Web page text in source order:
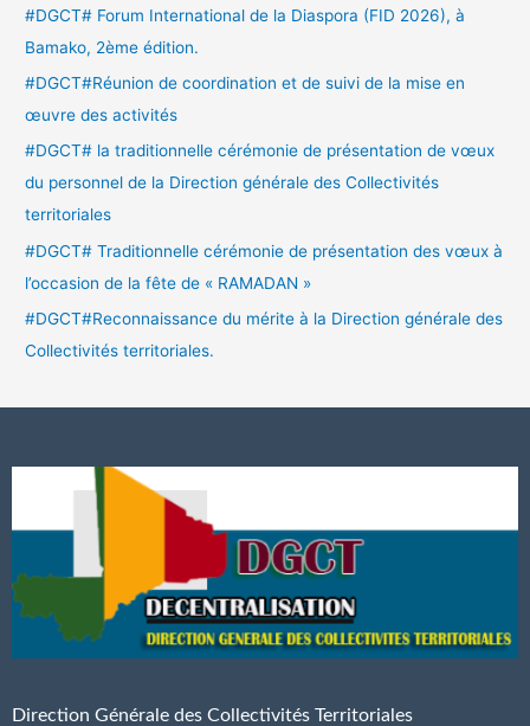
#DGCT# Forum International de la Diaspora (FID 2026), à
Bamako, 2ème édition.
#DGCT#Réunion de coordination et de suivi de la mise en
œuvre des activités
#DGCT# la traditionnelle cérémonie de présentation de vœux
du personnel de la Direction générale des Collectivités
territoriales
#DGCT# Traditionnelle cérémonie de présentation des vœux à
l’occasion de la fête de « RAMADAN »
#DGCT#Reconnaissance du mérite à la Direction générale des
Collectivités territoriales.
Direction Générale des Collectivités Territoriales